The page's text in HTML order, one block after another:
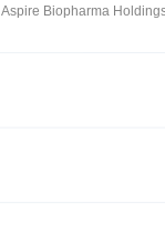
Aspire Biopharma